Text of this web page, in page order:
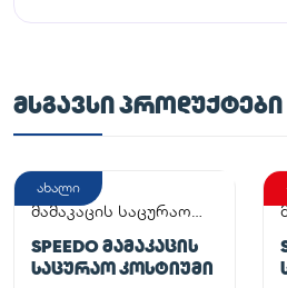
ᲛᲡᲒᲐᲕᲡᲘ ᲞᲠᲝᲓᲣᲥᲢᲔᲑᲘ
ახალი
მამაკაცის საცურაო
SPEEDO ᲛᲐᲛᲐᲙᲐᲪᲘᲡ
ᲡᲐᲪᲣᲠᲐᲝ ᲙᲝᲡᲢᲘᲣᲛᲘ